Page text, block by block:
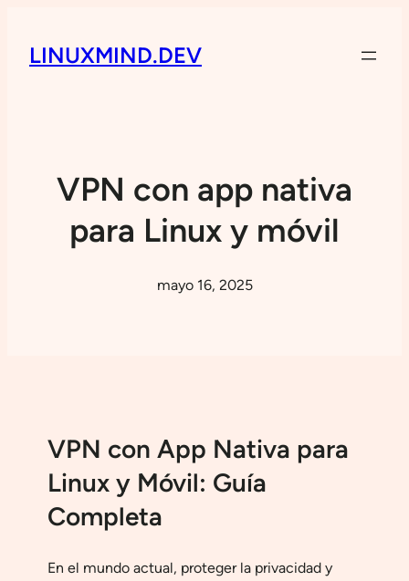
LINUXMIND.DEV
VPN con app nativa
para Linux y móvil
mayo 16, 2025
VPN con App Nativa para
Linux y Móvil: Guía
Completa
En el mundo actual, proteger la privacidad y